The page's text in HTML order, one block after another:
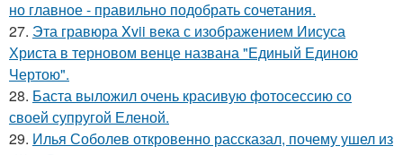
но главное - правильно подобрать сочетания.
27. Эта гравюра Xvii века с изображением Иисуса
Христа в терновом венце названа "Единый Единою
Чертою".
28. Баста выложил очень красивую фотосессию со
своей супругой Еленой.
29. Илья Соболев откровенно рассказал, почему ушел из